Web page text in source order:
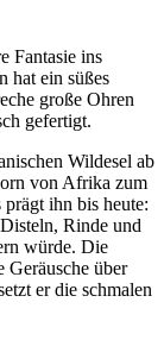
Fantasie ins
hat ein süßes
große Ohren
gefertigt.
Wildesel ab
von Afrika zum
ihn bis heute:
Rinde und
würde. Die
Geräusche über
er die schmalen